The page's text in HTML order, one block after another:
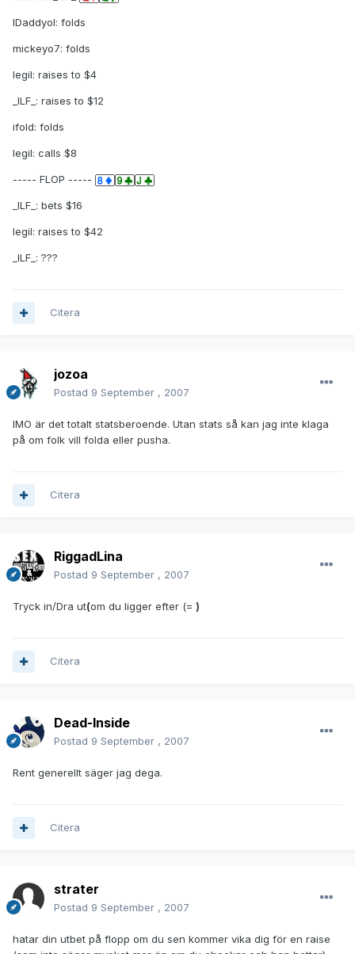
lDaddyol: folds
mickeyo7: folds
legil: raises to $4
_ILF_: raises to $12
ifold: folds
legil: calls $8
----- FLOP -----
_ILF_: bets $16
legil: raises to $42
_ILF_: ???
Citera
jozoa
Postad 9 September , 2007
IMO är det totalt statsberoende. Utan stats så kan jag inte klaga
på om folk vill folda eller pusha.
Citera
RiggadLina
Postad 9 September , 2007
Tryck in/Dra ut(om du ligger efter (= )
Citera
Dead-Inside
Postad 9 September , 2007
Rent generellt säger jag dega.
Citera
strater
Postad 9 September , 2007
hatar din utbet på flopp om du sen kommer vika dig för en raise